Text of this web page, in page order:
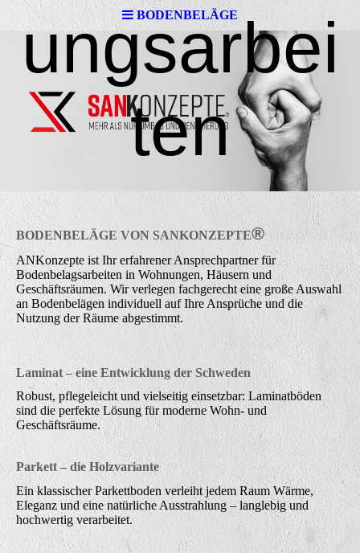
BODENBELÄGE
ungsarbei
ten
BODENBELÄGE VON SANKONZEPTE®
ANKonzepte ist Ihr erfahrener Ansprechpartner für
Bodenbelagsarbeiten in Wohnungen, Häusern und
Geschäftsräumen. Wir verlegen fachgerecht eine große Auswahl
an Bodenbelägen individuell auf Ihre Ansprüche und die
Nutzung der Räume abgestimmt.
Laminat – eine Entwicklung der Schweden
Robust, pflegeleicht und vielseitig einsetzbar: Laminatböden
sind die perfekte Lösung für moderne Wohn- und
Geschäftsräume.
Parkett – die Holzvariante
Ein klassischer Parkettboden verleiht jedem Raum Wärme,
Eleganz und eine natürliche Ausstrahlung – langlebig und
hochwertig verarbeitet.